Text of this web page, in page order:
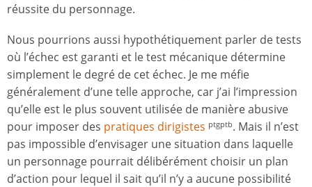
réussite du personnage.
Nous pourrions aussi hypothétiquement parler de tests
où l’échec est garanti et le test mécanique détermine
simplement le degré de cet échec. Je me méfie
généralement d’une telle approche, car j’ai l’impression
qu’elle est le plus souvent utilisée de manière abusive
pour imposer des pratiques dirigistes ptgptb. Mais il n’est
pas impossible d’envisager une situation dans laquelle
un personnage pourrait délibérément choisir un plan
d’action pour lequel il sait qu’il n’y a aucune possibilité